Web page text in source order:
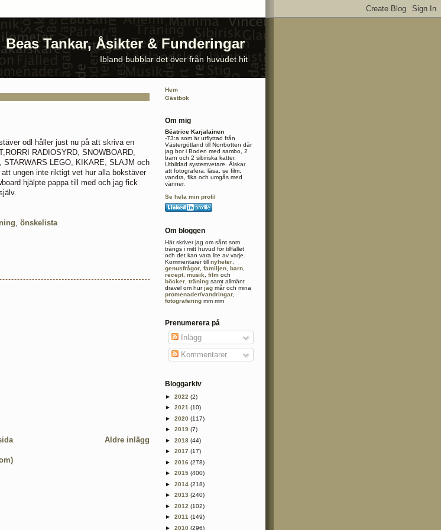
Beas Tankar, Åsikter & Funderingar
Ibland bubblar det över från huvudet hit
odl håller just nu på att skriva en
RADIOSYRD, SNOWBOARD,
STARWARS LEGO, KIKARE, SLAJM och
ungen inte riktigt vet hur alla bokstäver
hjälpte pappa till med och jag fick
, önskelista
Äldre inlägg
Hem
Gästbok
Om mig
Béatrice Karjalainen
-73:a som är utflyttad från
Västergötland till Norrbotten där
jag bor i Boden med sambo, 2
barn och 2 sibiriska katter.
Utbildad systemvetare. Älskar
att fotografera, läsa, se film,
vandra, fika och umgås med
vänner.
Se hela min profil
Om bloggen
Här skriver jag om sånt som
trängs i mitt huvud för tillfället
och det kan vara lite av varje.
Kommentarer till nyheter
genusfrågor familjen barn
recept, musik film och
böcker träning samt allmänt
dravel om hurjag mår och mina
promenader/vandringar
fotografering mm mm
Prenumerera på
Inlägg
Kommentarer
Bloggarkiv
► 2022 (2)
► 2021 (10)
► 2020 (117)
► 2019 (7)
► 2018 (44)
► 2017 (17)
► 2016 (278)
► 2015 (400)
► 2014 (218)
► 2013 (240)
► 2012 (102)
► 2011 (149)
► 2010 (296)